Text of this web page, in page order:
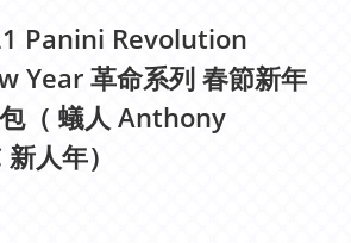
Panini Revolution
Year 革命系列 春節新年
（ 蟻人 Anthony
人年）